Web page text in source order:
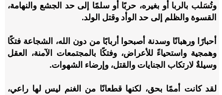
وتُسَلب بالربا أو بغيره، حربًا أو سلمًا إلى حد الجشع والنهامة،
القسوة والظلم إلى حد الوأد وقتل الولد.
أحبارًا ورهبانًا وسدنة أصبحوا أربابًا من دون الله، الشجاعة فتكًا
وهمجية واستحياءً للأعراض، وفتكًا بالمجتمعات الآمنة، العقل
وسيلةٌ لارتكاب الجنايات والقتل، وإرضاء الشهوات.
لقد كانت أممًا بحق، لكنها قطعانًا من الغنم ليس لها راعي،